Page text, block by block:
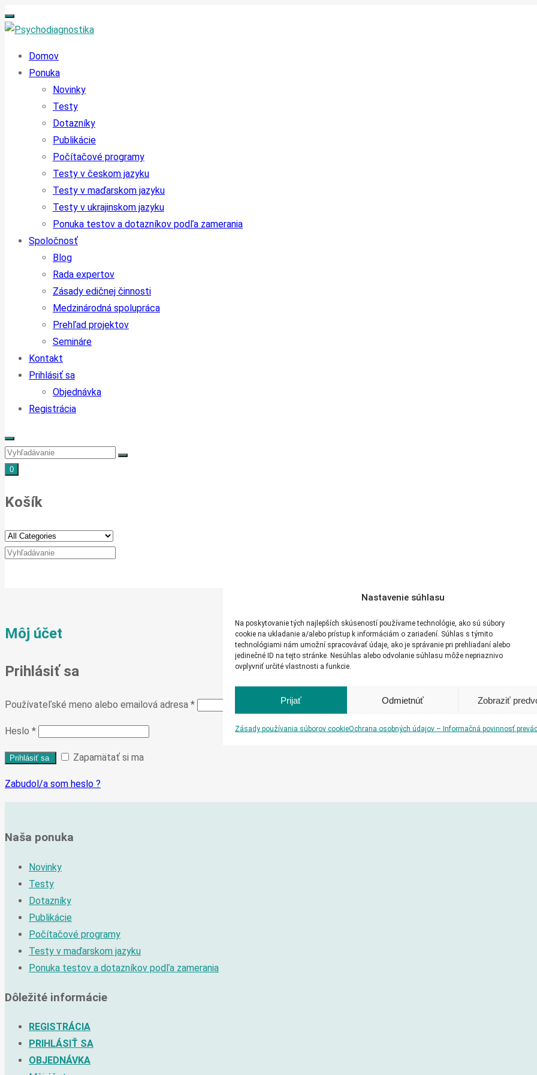
Nastavenie súhlasu
Na poskytovanie tých najlepších skúseností používame technológie, ako sú súbory
cookie na ukladanie a/alebo prístup k informáciám o zariadení. Súhlas s týmito
technológiami nám umožní spracovávať údaje, ako je správanie pri prehliadaní alebo
jedinečné ID na tejto stránke. Nesúhlas alebo odvolanie súhlasu môže nepriaznivo
ovplyvniť určité vlastnosti a funkcie.
Prijať Odmietnúť Zobraziť
Zásady používania súborov cookieOchrana osobných údajov – Informačná povinnosť
Domov
Ponuka
Novinky
Testy
Dotazníky
Publikácie
Počítačové programy
Testy v českom jazyku
Testy v maďarskom jazyku
Testy v ukrajinskom jazyku
Ponuka testov a dotazníkov podľa zamerania
Spoločnosť
Blog
Rada expertov
Zásady edičnej činnosti
Medzinárodná spolupráca
Prehľad projektov
Semináre
Kontakt
Prihlásiť sa
Objednávka
Registrácia
0
Košík
Môj účet
Prihlásiť sa
Používateľské meno alebo emailová adresa *
Heslo *
Zapamätať si ma
Zabudol/a som heslo ?
Naša ponuka
Novinky
Testy
Dotazníky
Publikácie
Počítačové programy
Testy v maďarskom jazyku
Ponuka testov a dotazníkov podľa zamerania
Dôležité informácie
REGISTRÁCIA
PRIHLÁSIŤ SA
OBJEDNÁVKA